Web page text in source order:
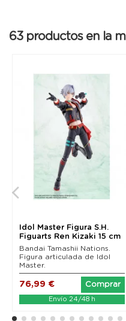
63 productos en la
Idol Master Figura S.H.
Figuarts Ren Kizaki 15 cm
Bandai Tamashii Nations.
Figura articulada de Idol
Master.
76,99 € Comprar
Envío 24/48 h